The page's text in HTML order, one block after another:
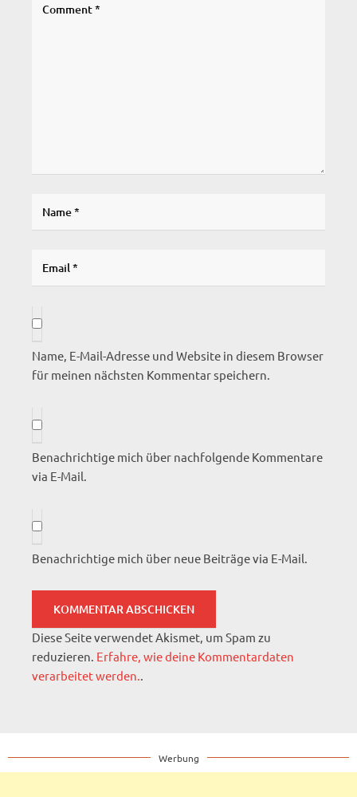
Name, E-Mail-Adresse und Website in diesem Browser
für meinen nächsten Kommentar speichern.
Benachrichtige mich über nachfolgende Kommentare
via E-Mail.
Benachrichtige mich über neue Beiträge via E-Mail.
Diese Seite verwendet Akismet, um Spam zu
reduzieren. Erfahre, wie deine Kommentardaten
verarbeitet werden..
Werbung